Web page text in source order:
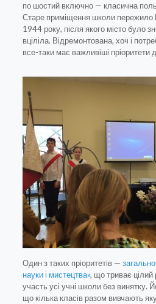
по шостий включно — класична
Старе приміщення школи пережило
1944 року, після якого місто було
вціліла. Відремонтована, хоч і
все-таки має важливіші пріоритети
Один з таких пріоритетів —
науки і мистецтва», що триває цілий
участь усі учні школи без винятку.
що кілька класів разом вивчають